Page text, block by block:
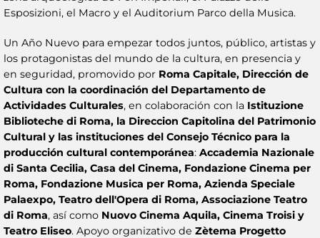
Esposizioni, el Macro y el Auditorium Parco della Musica.
Un Año Nuevo para empezar todos juntos, público, artistas y
los protagonistas del mundo de la cultura, en presencia y
en seguridad, promovido por Roma Capitale, Dirección de
Cultura con la coordinación del Departamento de
Actividades Culturales, en colaboración con la Istituzione
Biblioteche di Roma, la Direccion Capitolina del Patrimonio
Cultural y las instituciones del Consejo Técnico para la
producción cultural contemporánea: Accademia Nazionale
di Santa Cecilia, Casa del Cinema, Fondazione Cinema per
Roma, Fondazione Musica per Roma, Azienda Speciale
Palaexpo, Teatro dell'Opera di Roma, Associazione Teatro
di Roma, así como Nuovo Cinema Aquila, Cinema Troisi y
Teatro Eliseo. Apoyo organizativo de Zètema Progetto